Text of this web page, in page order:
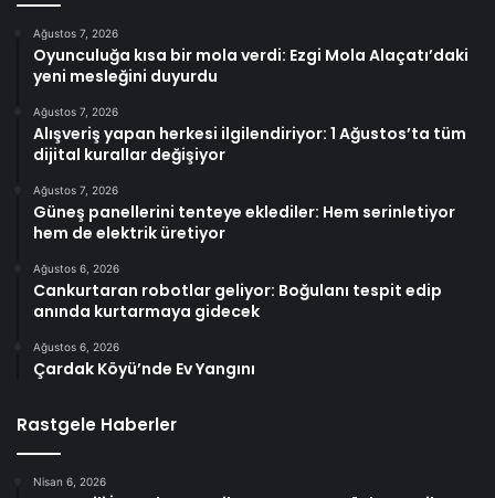
Ağustos 7, 2026
Oyunculuğa kısa bir mola verdi: Ezgi Mola Alaçatı’daki
yeni mesleğini duyurdu
Ağustos 7, 2026
Alışveriş yapan herkesi ilgilendiriyor: 1 Ağustos’ta tüm
dijital kurallar değişiyor
Ağustos 7, 2026
Güneş panellerini tenteye eklediler: Hem serinletiyor
hem de elektrik üretiyor
Ağustos 6, 2026
Cankurtaran robotlar geliyor: Boğulanı tespit edip
anında kurtarmaya gidecek
Ağustos 6, 2026
Çardak Köyü’nde Ev Yangını
Rastgele Haberler
Nisan 6, 2026